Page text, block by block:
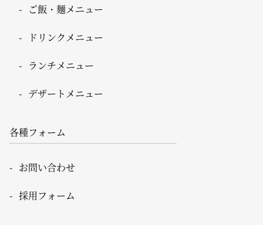
ご飯・麺メニュー
ドリンクメニュー
ランチメニュー
デザートメニュー
各種フォーム
お問い合わせ
採用フォーム